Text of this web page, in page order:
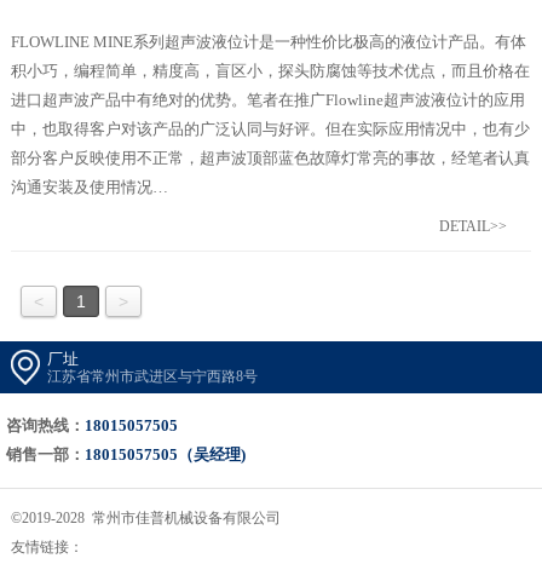
FLOWLINE MINE系列超声波液位计是一种性价比极高的液位计产品。有体
积小巧，编程简单，精度高，盲区小，探头防腐蚀等技术优点，而且价格在
进口超声波产品中有绝对的优势。笔者在推广Flowline超声波液位计的应用
中，也取得客户对该产品的广泛认同与好评。但在实际应用情况中，也有少
部分客户反映使用不正常，超声波顶部蓝色故障灯常亮的事故，经笔者认真
沟通安装及使用情况…
DETAIL>>
< 1 >
厂址
江苏省常州市武进区与宁西路8号
咨询热线： 18015057505
销售一部： 18015057505（吴经理)
©2019-2028 常州市佳普机械设备有限公司
友情链接：